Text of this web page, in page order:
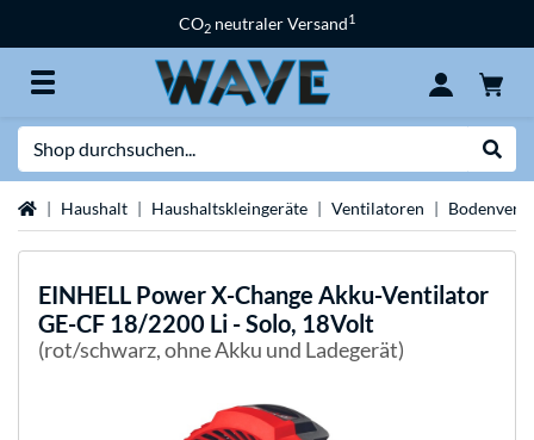
CO2 neutraler Versand1
StartseiteHaushalt Haushaltskleingeräte Ventilatoren
EINHELL Power X-Change Akku-Ventilator
GE-CF 18/2200 Li - Solo, 18Volt
(rot/schwarz, ohne Akku und Ladegerät)